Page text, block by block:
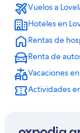
Vuelos a
Hoteles en
Rentas de
Renta de
Vacaciones
Actividades